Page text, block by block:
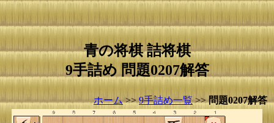
青の将棋 詰将棋
9手詰め 問題0207解答
ホーム>>9手詰め一覧>>問題0207解答